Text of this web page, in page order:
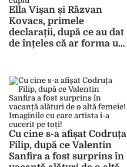
Ella Vișan și Răzvan
Kovacs, primele
declarații, după ce au dat
de înțeles că ar forma un
Cu cine s-a afișat Codruța
Filip, după ce Valentin
Sanfira a fost surprins în